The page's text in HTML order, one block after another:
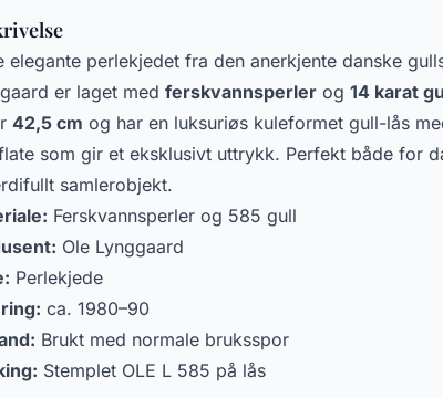
elegante perlekjedet fra den anerkjente danske
er laget med ferskvannsperler og 14 karat
42,5 cm og har en luksuriøs kuleformet gull-lås
som gir et eksklusivt uttrykk. Perfekt både for
samlerobjekt.
Ferskvannsperler og 585 gull
Ole Lynggaard
Perlekjede
ca. 1980–90
Brukt med normale bruksspor
Stemplet OLE L 585 på lås